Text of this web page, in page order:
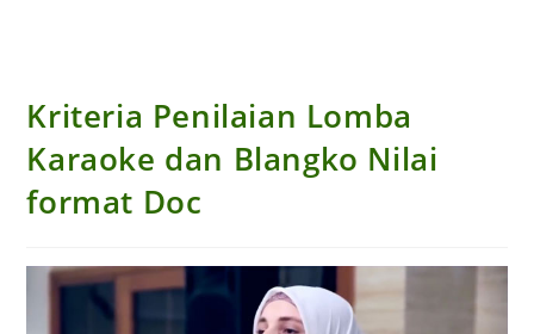
Kriteria Penilaian Lomba
Karaoke dan Blangko Nilai
format Doc